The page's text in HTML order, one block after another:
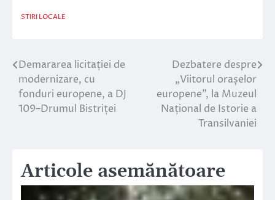
STIRI LOCALE
Navigare
în
articole
Demararea licitației de
modernizare, cu
fonduri europene, a DJ
109–Drumul Bistriței
Dezbatere despre
„Viitorul orașelor
europene”, la Muzeul
Național de Istorie a
Transilvaniei
Articole asemănătoare